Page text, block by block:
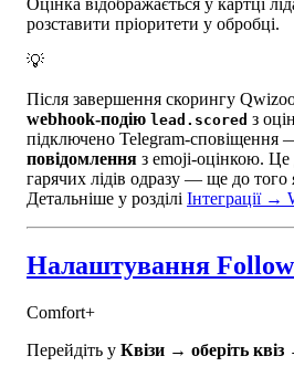
Оцінка відображається у картці
розставити пріоритети у обробці.
💡
Після завершення скорингу
webhook-подію lead.scored з
підключено Telegram-сповіщення
повідомлення з emoji-оцінкою. Це
гарячих лідів одразу — ще до
Детальніше у розділі Інтеграції →
Налаштування
Comfort+
Перейдіть у Квізи → оберіть